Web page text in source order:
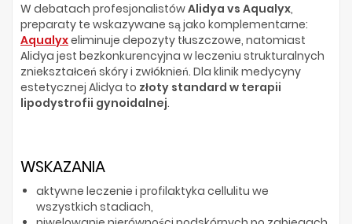
W debatach profesjonalistówAlidya vs Aqualyx,
preparaty te wskazywane są jako komplementarne:
Aqualyxeliminuje depozyty tłuszczowe, natomiast
Alidya jest bezkonkurencyjna w leczeniu strukturalnych
zniekształceń skóry i zwłóknień. Dla klinik medycyny
estetycznej Alidya to złoty standard w terapii
lipodystrofii gynoidalnej.
WSKAZANIA
aktywne leczenie i profilaktyka cellulitu we
wszystkich stadiach,